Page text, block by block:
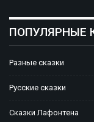
ПОПУЛЯРНЫЕ
Разные сказки
Русские сказки
Сказки Лафонтена